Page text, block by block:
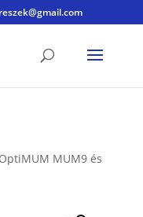
MUM9 és